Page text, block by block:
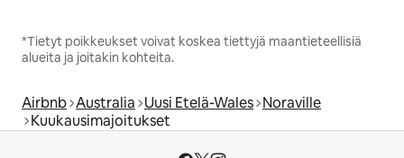
*Tietyt poikkeukset voivat koskea tiettyjä maantieteellisiä
alueita ja joitakin kohteita.
Airbnb Australia Uusi Etelä-Wales Noraville
Kuukausimajoitukset